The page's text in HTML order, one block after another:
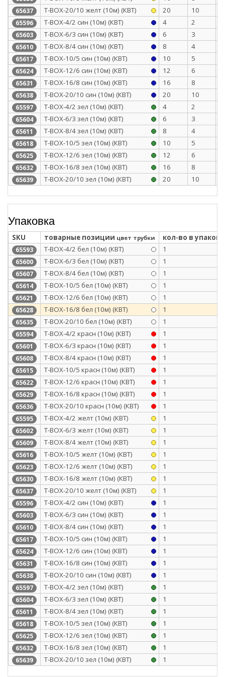
65637 Т-BOX-20/10 желт (10м) (КВТ) 20 10
65596 Т-BOX-4/2 син (10м) (КВТ) 4 2
65603 Т-BOX-6/3 син (10м) (КВТ) 6 3
65610 Т-BOX-8/4 син (10м) (КВТ) 8 4
65617 Т-BOX-10/5 син (10м) (КВТ) 10 5
65624 Т-BOX-12/6 син (10м) (КВТ) 12 6
65631 Т-BOX-16/8 син (10м) (КВТ) 16 8
65638 Т-BOX-20/10 син (10м) (КВТ) 20 10
65597 Т-BOX-4/2 зел (10м) (КВТ) 4 2
65604 Т-BOX-6/3 зел (10м) (КВТ) 6 3
65611 Т-BOX-8/4 зел (10м) (КВТ) 8 4
65618 Т-BOX-10/5 зел (10м) (КВТ) 10 5
65625 Т-BOX-12/6 зел (10м) (КВТ) 12 6
65632 Т-BOX-16/8 зел (10м) (КВТ) 16 8
65639 Т-BOX-20/10 зел (10м) (КВТ) 20 10
Упаковка
SKU товарные позиции цвет трубки кол-во в
65593 Т-BOX-4/2 бел (10м) (КВТ) 1
65600 Т-BOX-6/3 бел (10м) (КВТ) 1
65607 Т-BOX-8/4 бел (10м) (КВТ) 1
65614 Т-BOX-10/5 бел (10м) (КВТ) 1
65621 Т-BOX-12/6 бел (10м) (КВТ) 1
65628 Т-BOX-16/8 бел (10м) (КВТ) 1
65635 Т-BOX-20/10 бел (10м) (КВТ) 1
65594 Т-BOX-4/2 красн (10м) (КВТ) 1
65601 Т-BOX-6/3 красн (10м) (КВТ) 1
65608 Т-BOX-8/4 красн (10м) (КВТ) 1
65615 Т-BOX-10/5 красн (10м) (КВТ) 1
65622 Т-BOX-12/6 красн (10м) (КВТ) 1
65629 Т-BOX-16/8 красн (10м) (КВТ) 1
65636 Т-BOX-20/10 красн (10м) (КВТ) 1
65595 Т-BOX-4/2 желт (10м) (КВТ) 1
65602 Т-BOX-6/3 желт (10м) (КВТ) 1
65609 Т-BOX-8/4 желт (10м) (КВТ) 1
65616 Т-BOX-10/5 желт (10м) (КВТ) 1
65623 Т-BOX-12/6 желт (10м) (КВТ) 1
65630 Т-BOX-16/8 желт (10м) (КВТ) 1
65637 Т-BOX-20/10 желт (10м) (КВТ) 1
65596 Т-BOX-4/2 син (10м) (КВТ) 1
65603 Т-BOX-6/3 син (10м) (КВТ) 1
65610 Т-BOX-8/4 син (10м) (КВТ) 1
65617 Т-BOX-10/5 син (10м) (КВТ) 1
65624 Т-BOX-12/6 син (10м) (КВТ) 1
65631 Т-BOX-16/8 син (10м) (КВТ) 1
65638 Т-BOX-20/10 син (10м) (КВТ) 1
65597 Т-BOX-4/2 зел (10м) (КВТ) 1
65604 Т-BOX-6/3 зел (10м) (КВТ) 1
65611 Т-BOX-8/4 зел (10м) (КВТ) 1
65618 Т-BOX-10/5 зел (10м) (КВТ) 1
65625 Т-BOX-12/6 зел (10м) (КВТ) 1
65632 Т-BOX-16/8 зел (10м) (КВТ) 1
65639 Т-BOX-20/10 зел (10м) (КВТ) 1